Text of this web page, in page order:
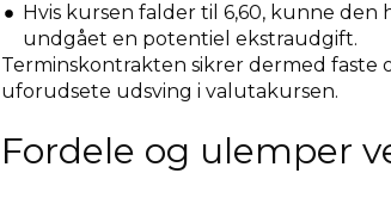
Hvis kursen falder til 6,60, kunne
undgået en potentiel ekstraudgift.
Terminskontrakten sikrer dermed faste
uforudsete udsving i valutakursen.
Fordele og ulemper